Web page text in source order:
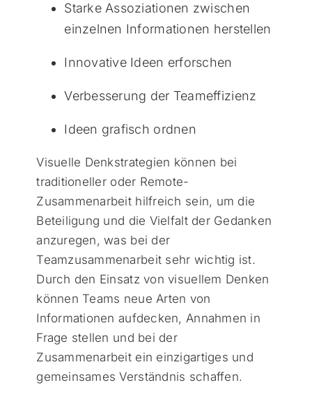
Starke Assoziationen zwischen
einzelnen Informationen herstellen
Innovative Ideen erforschen
Verbesserung der Teameffizienz
Ideen grafisch ordnen
Visuelle Denkstrategien können bei
traditioneller oder Remote-
Zusammenarbeit hilfreich sein, um die
Beteiligung und die Vielfalt der Gedanken
anzuregen, was bei der
Teamzusammenarbeit sehr wichtig ist.
Durch den Einsatz von visuellem Denken
können Teams neue Arten von
Informationen aufdecken, Annahmen in
Frage stellen und bei der
Zusammenarbeit ein einzigartiges und
gemeinsames Verständnis schaffen.